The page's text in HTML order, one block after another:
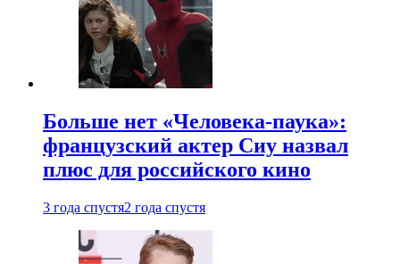
Больше нет «Человека-паука»:
французский актер Сиу назвал
плюс для российского кино
3 года спустя2 года спустя